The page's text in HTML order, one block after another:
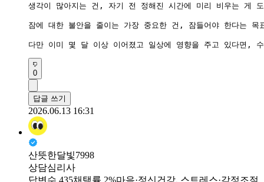
생각이 많아지는 건, 자기 전 정해진 시간에 미리 비우는 게
잠에 대한 불안을 줄이는 가장 중요한 건, 잠들어야 한다는
다만 이미 몇 달 이상 이어졌고 일상에 영향을 주고 있다면,
0
답글 쓰기
2026.06.13 16:31
산뜻한달빛7998
상담심리사
답변수 435채택률 2%마음·정신건강, 스트레스·감정조절